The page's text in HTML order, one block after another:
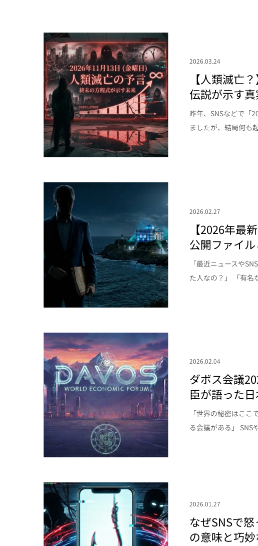
2026.03.24
【人類滅亡
伝説が示す
昨年、SNSなどで「
ましたが、結局何も
2026.02.27
【2026年最
公開ファイ
「最近ニュースや
た人なの？」 「有名
2026.02.04
ダボス会議
臣が語った
「世界の秘密はこ
る会議がある」 SNS
2026.01.27
なぜSNSで
の意味と巧